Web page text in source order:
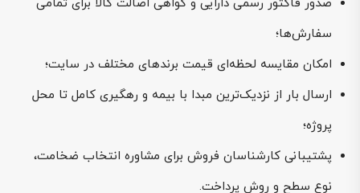
صدور فاکتور رسمی دارایی و گواهی اصالت کالا برای تمامی
سفارش‌ها؛
امکان مقایسه لحظه‌ای قیمت برندهای مختلف در سایت؛
ارسال بار از نزدیک‌ترین مبدا با بیمه و رهگیری کامل تا محل
پروژه؛
پشتیبانی کارشناسان فروش برای مشاوره انتخاب ضخامت،
نوع سطح و روش پرداخت.